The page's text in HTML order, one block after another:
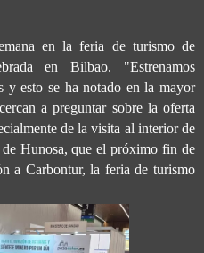
en la feria de turismo de
en Bilbao. "Estrenamos
y esto se ha notado en la mayor
a preguntar sobre la oferta
de la visita al interior de
Hunosa, que el próximo fin de
a Carbontur, la feria de turismo